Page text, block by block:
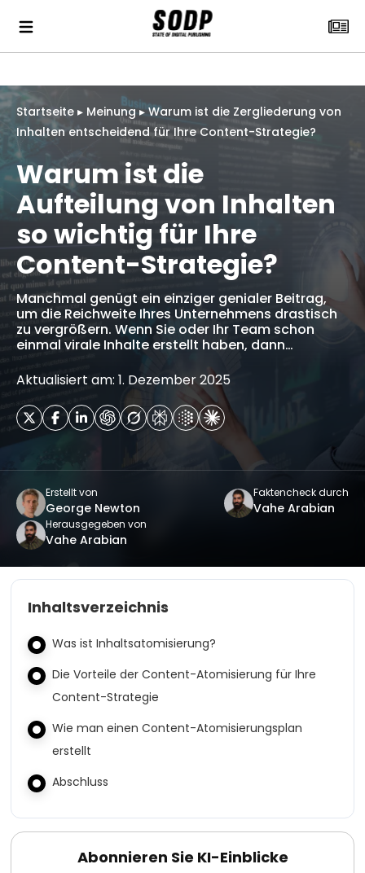
Startseite ▸ Meinung▸Warum ist die Zergliederung von
Inhalten entscheidend für Ihre Content-Strategie?
Warum ist die
Aufteilung von Inhalten
so wichtig für Ihre
Content-Strategie?
Manchmal genügt ein einziger genialer Beitrag,
um die Reichweite Ihres Unternehmens drastisch
zu vergrößern. Wenn Sie oder Ihr Team schon
einmal virale Inhalte erstellt haben, dann…
Aktualisiert am: 1. Dezember 2025
Erstellt von
George Newton
Faktencheck durch
Vahe Arabian
Herausgegeben von
Vahe Arabian
Inhaltsverzeichnis
Was ist Inhaltsatomisierung?
Die Vorteile der Content-Atomisierung für Ihre
Content-Strategie
Wie man einen Content-Atomisierungsplan
erstellt
Abschluss
Abonnieren Sie KI-Einblicke